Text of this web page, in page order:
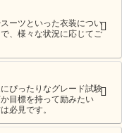
ーツといった衣装につい
、様々な状況に応じてご
ぴったりなグレード試験
目標を持って励みたい
必見です。